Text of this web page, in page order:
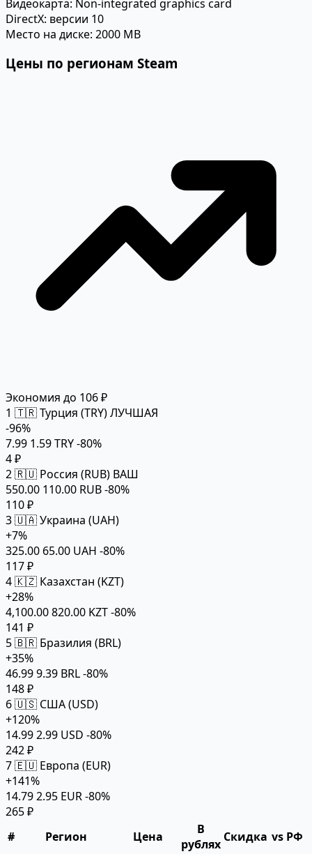
Видеокарта: Non-integrated graphics card
DirectX: версии 10
Место на диске: 2000 MB
Цены по регионам Steam
Экономия до 106 ₽
1 🇹🇷 Турция (TRY)ЛУЧШАЯ
-96%
7.99 1.59 TRY-80%
4 ₽
2🇷🇺 Россия (RUB) ВАШ
550.00 110.00 RUB-80%
110 ₽
3🇺🇦 Украина (UAH)
+7%
325.00 65.00 UAH -80%
117 ₽
4🇰🇿 Казахстан (KZT)
+28%
4,100.00820.00 KZT-80%
141 ₽
5🇧🇷 Бразилия (BRL)
+35%
46.999.39 BRL-80%
148 ₽
6🇺🇸 США (USD)
+120%
14.992.99 USD -80%
242 ₽
7🇪🇺 Европа (EUR)
+141%
14.792.95 EUR-80%
265 ₽
#
Регион Цена
В
рублях Скидка vs РФ